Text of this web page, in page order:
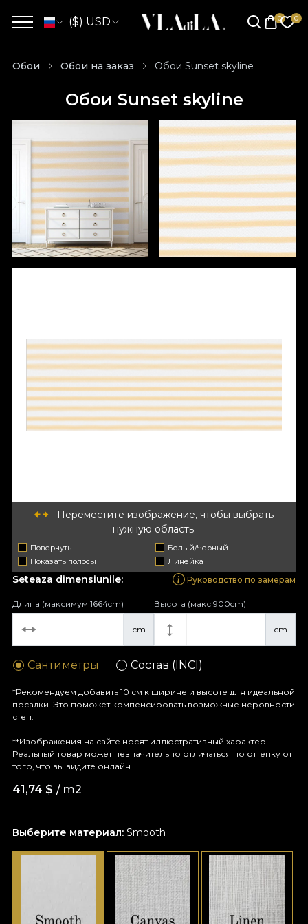
($) USD
Обои Обои на заказ Обои Sunset skyline
Обои Sunset skyline
Переместите изображение, чтобы выбрать
нужную область.
Повернуть
Белый/Черный
Показать полосы
Линейка
Выберите материал: Smooth
Seteaza dimensiunile: Руководство по замерам
cm
Длина (максимум 1664cm)
cm
Высота (макс 900cm)
Сантиметры Состав (INCI)
*Рекомендуем добавить 10 см к ширине и высоте для идеальной
посадки. Это поможет компенсировать возможные неровности
стен.
**Изображения на сайте носят иллюстративный характер.
Реальный товар может незначительно отличаться по оттенку от
того, что вы видите онлайн.
41,74 $ / m2